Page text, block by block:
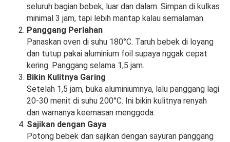
seluruh bagian bebek, luar dan dalam. Simpan di kulkas
minimal 3 jam, tapi lebih mantap kalau semalaman.
Panggang Perlahan
Panaskan oven di suhu 180°C. Taruh bebek di loyang
dan tutup pakai aluminium foil supaya nggak cepat
kering. Panggang selama 1,5 jam.
Bikin Kulitnya Garing
Setelah 1,5 jam, buka aluminiumnya, lalu panggang lagi
20-30 menit di suhu 200°C. Ini bikin kulitnya renyah
dan warnanya keemasan menggoda.
Sajikan dengan Gaya
Potong bebek dan sajikan dengan sayuran panggang